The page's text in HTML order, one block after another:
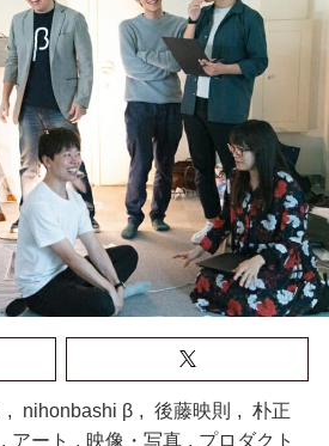
, nihonbashi β , 後藤映則 , 朴正
, アート , 映像・写真 , プロダクト